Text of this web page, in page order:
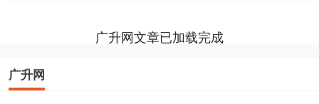
广升网文章已加载完成
广升网